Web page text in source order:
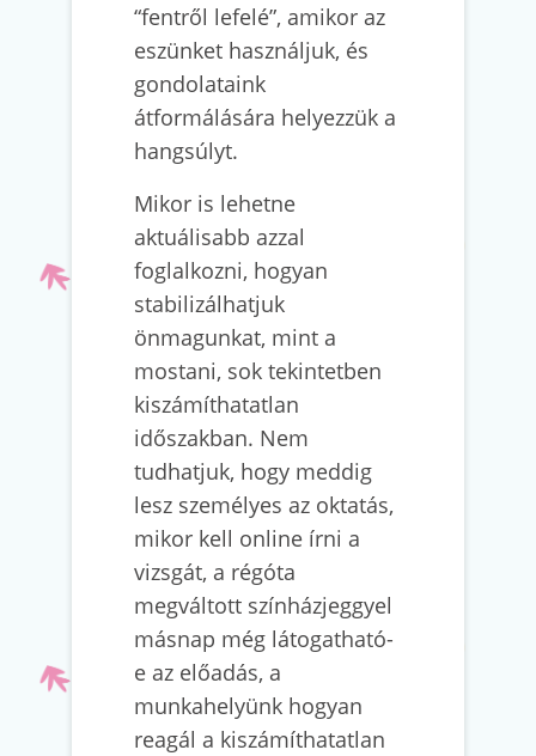
“fentről lefelé”, amikor az
eszünket használjuk, és
gondolataink
átformálására helyezzük a
hangsúlyt.
Mikor is lehetne
aktuálisabb azzal
foglalkozni, hogyan
stabilizálhatjuk
önmagunkat, mint a
mostani, sok tekintetben
kiszámíthatatlan
időszakban. Nem
tudhatjuk, hogy meddig
lesz személyes az oktatás,
mikor kell online írni a
vizsgát, a régóta
megváltott színházjeggyel
másnap még látogatható-
e az előadás, a
munkahelyünk hogyan
reagál a kiszámíthatatlan